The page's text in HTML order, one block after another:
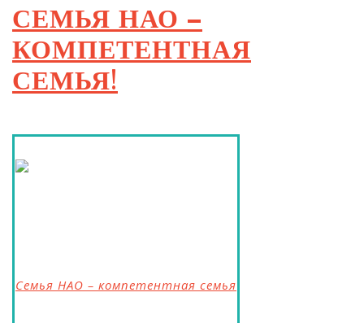
СЕМЬЯ НАО –
КОМПЕТЕНТНАЯ
СЕМЬЯ!
Семья НАО – компетентная семья